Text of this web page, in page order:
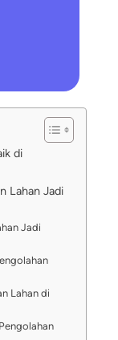
di
Lahan Jadi
Jadi
Lahan di